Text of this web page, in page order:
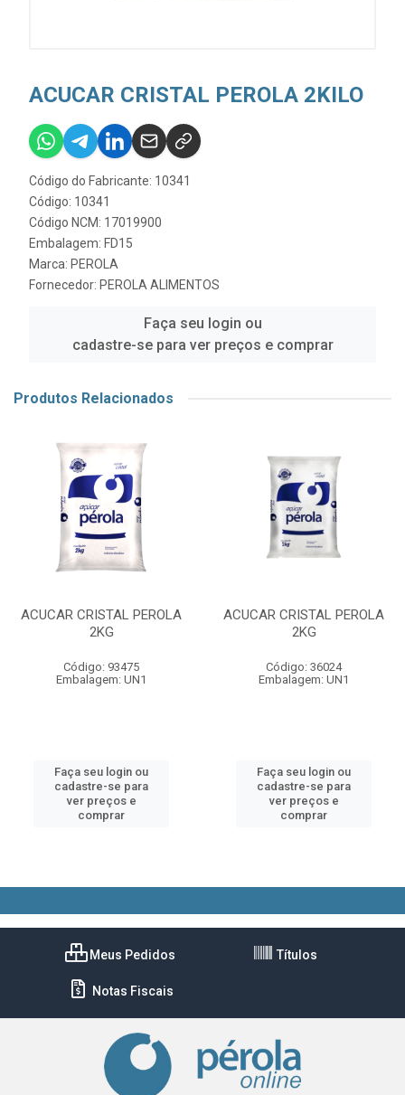
ACUCAR CRISTAL PEROLA 2KILO
Código do Fabricante: 10341
Código: 10341
Código NCM: 17019900
Embalagem: FD15
Marca: PEROLA
Fornecedor: PEROLA ALIMENTOS
Faça seu login ou
cadastre-se para ver preços e comprar
Produtos Relacionados
ACUCAR CRISTAL PEROLA
2KG
Código: 93475
Embalagem: UN1
Faça seu login ou
cadastre-se para
ver preços e
comprar
ACUCAR CRISTAL PEROLA
2KG
Código: 36024
Embalagem: UN1
Faça seu login ou
cadastre-se para
ver preços e
comprar
Meus Pedidos Títulos
Notas Fiscais